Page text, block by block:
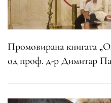
Промовирана книгата
од проф. д-р Димитар